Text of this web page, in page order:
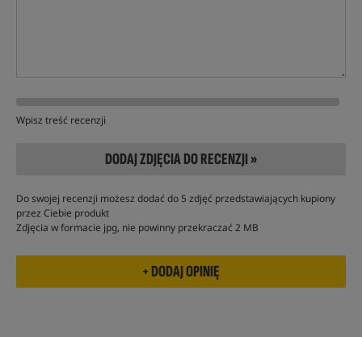
Wpisz treść recenzji
DODAJ ZDJĘCIA DO RECENZJI »
Do swojej recenzji możesz dodać do 5 zdjęć przedstawiających kupiony
przez Ciebie produkt
Zdjęcia w formacie jpg, nie powinny przekraczać 2 MB